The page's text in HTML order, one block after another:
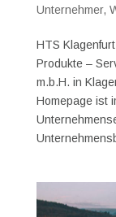
Unternehmer,
HTS
Produkte –
m.b.H. in
Homepage ist